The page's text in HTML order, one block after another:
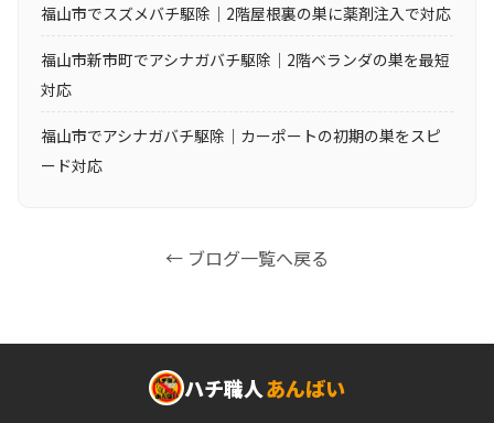
福山市でスズメバチ駆除｜2階屋根裏の巣に薬剤注入で対応
福山市新市町でアシナガバチ駆除｜2階ベランダの巣を最短
対応
福山市でアシナガバチ駆除｜カーポートの初期の巣をスピ
ード対応
← ブログ一覧へ戻る
ハチ職人あんばい